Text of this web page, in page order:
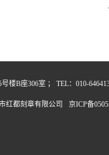
楼B座306室 ； TEL：010-
红都刻章有限公司 京ICP备